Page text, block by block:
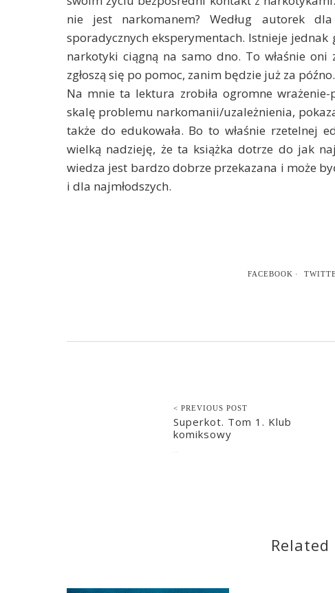
nie jest narkomanem? Według autorek
sporadycznych eksperymentach. Istnieje
narkotyki ciągną na samo dno. To właśnie
zgłoszą się po pomoc, zanim będzie już za późno.
Na mnie ta lektura zrobiła ogromne wrażenie-
skalę problemu narkomanii/uzależnienia,
także do edukowała. Bo to właśnie rzetelnej
wielką nadzieję, że ta książka dotrze do jak
wiedza jest bardzo dobrze przekazana i może
i dla najmłodszych.
FACEBOOK
< PREVIOUS POST
Superkot. Tom 1. Klub
komiksowy
Related